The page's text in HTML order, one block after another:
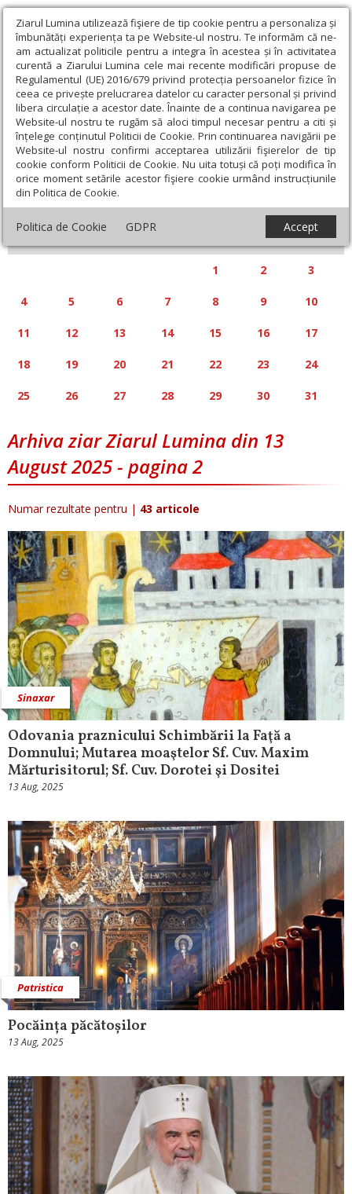
Ziarul Lumina utilizează fişiere de tip cookie pentru a personaliza și
îmbunătăți experiența ta pe Website-ul nostru. Te informăm că ne-
am actualizat politicile pentru a integra în acestea și în activitatea
curentă a Ziarului Lumina cele mai recente modificări propuse de
Regulamentul (UE) 2016/679 privind protecția persoanelor fizice în
ceea ce privește prelucrarea datelor cu caracter personal și privind
libera circulație a acestor date. Înainte de a continua navigarea pe
Website-ul nostru te rugăm să aloci timpul necesar pentru a citi și
înțelege conținutul Politicii de Cookie. Prin continuarea navigării pe
Website-ul nostru confirmi acceptarea utilizării fişierelor de tip
cookie conform Politicii de Cookie. Nu uita totuși că poți modifica în
orice moment setările acestor fişiere cookie urmând instrucțiunile
din Politica de Cookie.
Politica de Cookie GDPR Accept
Calendar articole
« »
AUGUST 2025
S D
1 2 3
4 5 6 7 8 9 10
11 12 13 14 15 16 17
18 19 20 21 22 23 24
25 26 27 28 29 30 31
Arhiva ziar Ziarul Lumina din 13
August 2025 - pagina 2
Numar rezultate pentru | 43 articole
Sinaxar
Odovania praznicului Schimbării la Faţă a
Domnului; Mutarea moaştelor Sf. Cuv. Maxim
Mărturisitorul; Sf. Cuv. Dorotei şi Dositei
13 Aug, 2025
Patristica
Pocăința păcătoșilor
13 Aug, 2025